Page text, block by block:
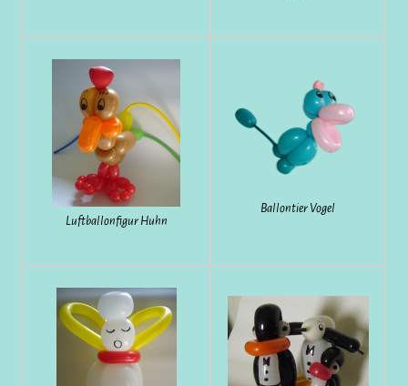
Luftballonfigur Huhn
Ballontier Vogel